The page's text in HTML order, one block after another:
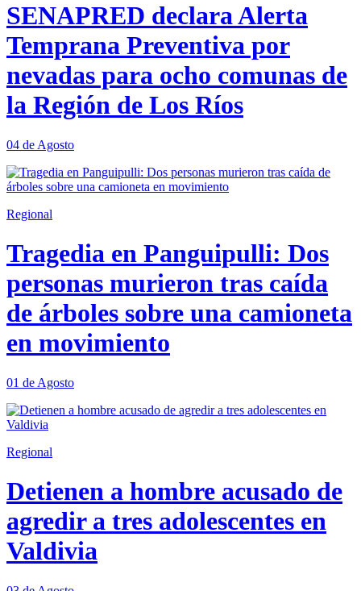
SENAPRED declara Alerta
Temprana Preventiva por
nevadas para ocho comunas de
la Región de Los Ríos
04 de Agosto
Regional
Tragedia en Panguipulli: Dos
personas murieron tras caída
de árboles sobre una camioneta
en movimiento
01 de Agosto
Regional
Detienen a hombre acusado de
agredir a tres adolescentes en
Valdivia